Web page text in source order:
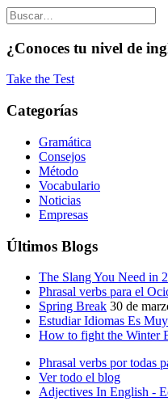
¿Conoces tu nivel de
Take the Test
Categorías
Gramática
Consejos
Método
Vocabulario
Noticias
Empresas
Últimos Blogs
The Slang You Need in
Phrasal verbs para el
Spring Break 30 de
Estudiar Idiomas Es
How to fight the Winter
Phrasal verbs por todas
Ver todo el blog
Adjectives In English -